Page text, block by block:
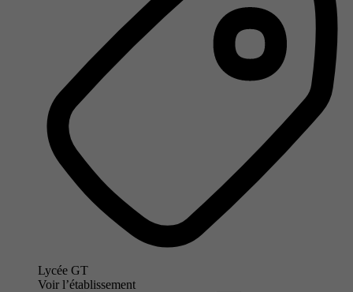
Lycée GT
Voir l’établissement